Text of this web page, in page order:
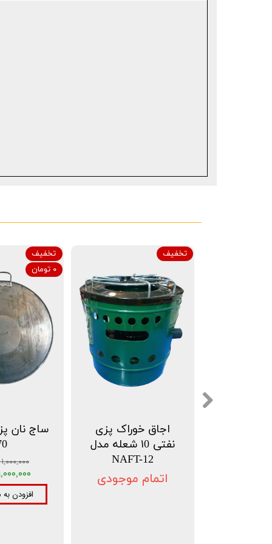
۱,۰۰۰,۰۰۰ تومان
۱,۰۰۰,۰۰۰
افزودن
تخفیف
۰ تومان
اجاق خوراک پزی
نفتی ۱0 شعله مدل
NAFT-12
اتمام موجودی
تخفیف